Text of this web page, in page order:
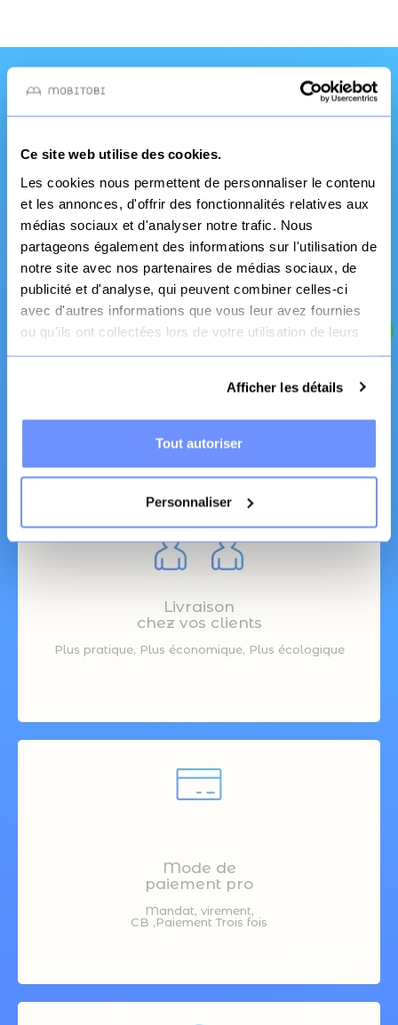
Ce site web utilise des cookies.
Les cookies nous permettent de personnaliser le contenu
et les annonces, d'offrir des fonctionnalités relatives aux
médias sociaux et d'analyser notre trafic. Nous
partageons également des informations sur l'utilisation de
notre site avec nos partenaires de médias sociaux, de
publicité et d'analyse, qui peuvent combiner celles-ci
avec d'autres informations que vous leur avez fournies
ou qu'ils ont collectées lors de votre utilisation de leurs
services.
Afficher les détails
Tout autoriser
Personnaliser
Une qualité et un
service pro
Livraison
chez vos clients
Plus pratique, Plus économique, Plus écologique
Mode de
paiement pro
Mandat, virement,
CB ,Paiement Trois fois